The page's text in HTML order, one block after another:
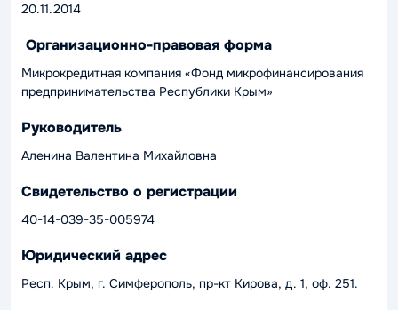
20.11.2014
Организационно-правовая форма
Микрокредитная компания «Фонд микрофинансирования
предпринимательства Республики Крым»
Руководитель
Аленина Валентина Михайловна
Свидетельство о регистрации
40-14-039-35-005974
Юридический адрес
Респ. Крым, г. Симферополь, пр-кт Кирова, д. 1, оф. 251.